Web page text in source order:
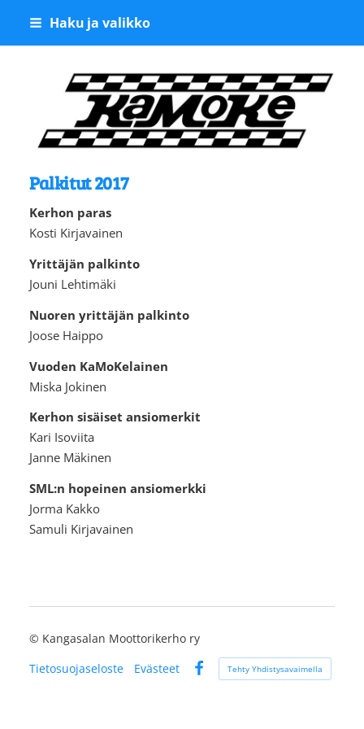
Siirry
Haku ja valikko
Kangasalan
Palkitut 2017
Kerhon paras
Kosti Kirjavainen
Yrittäjän palkinto
Jouni Lehtimäki
Nuoren yrittäjän palkinto
Joose Haippo
Vuoden KaMoKelainen
Miska Jokinen
Kerhon sisäiset ansiomerkit
Kari Isoviita
Janne Mäkinen
SML:n hopeinen ansiomerkki
Jorma Kakko
Samuli Kirjavainen
© Kangasalan Moottorikerho ry
Tietosuojaseloste
Evästeet
Facebook
Tehty Yhdistysavaimella